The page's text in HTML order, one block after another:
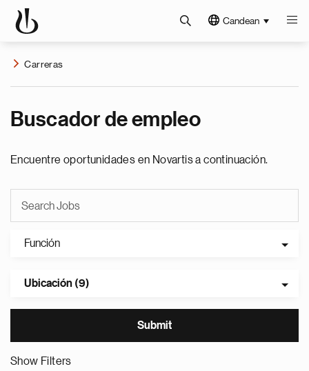
Candean
Carreras
Buscador de empleo
Encuentre oportunidades en Novartis a continuación.
Función
Ubicación (9)
Show Filters